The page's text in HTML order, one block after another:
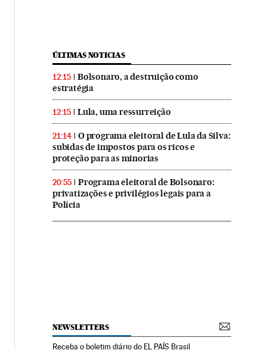
ÚLTIMAS NOTICIAS
12:15
Bolsonaro, a destruição como
estratégia
12:15 Lula, uma ressurreição
21:14
O programa eleitoral de Lula da Silva:
subidas de impostos para os ricos e
proteção para as minorias
20:55
Programa eleitoral de Bolsonaro:
privatizações e privilégios legais para a
Polícia
NEWSLETTERS
Receba o boletim diário do EL PAÍS Brasil